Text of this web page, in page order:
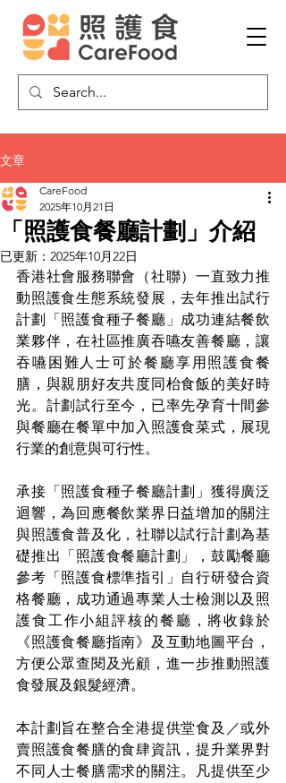
文章
「照護食餐廳計劃」介紹
CareFood
2025年10月21日
已更新： 2025年10月22日
香港社會服務聯會（社聯）一直致力推
動照護食生態系統發展，去年推出試行
計劃「照護食種子餐廳」成功連結餐飲
業夥伴，在社區推廣吞嚥友善餐廳，讓
吞嚥困難人士可於餐廳享用照護食餐
膳，與親朋好友共度同枱食飯的美好時
光。計劃試行至今，已率先孕育十間參
與餐廳在餐單中加入照護食菜式，展現
行業的創意與可行性。
承接「照護食種子餐廳計劃」獲得廣泛
迴響，為回應餐飲業界日益增加的關注
與照護食普及化，社聯以試行計劃為基
礎推出「照護食餐廳計劃」，鼓勵餐廳
參考「照護食標準指引」自行研發合資
格餐廳，成功通過專業人士檢測以及照
護食工作小組評核的餐廳，將收錄於
《照護食餐廳指南》及互動地圖平台，
方便公眾查閱及光顧，進一步推動照護
食發展及銀髮經濟。
本計劃旨在整合全港提供堂食及／或外
賣照護食餐膳的食肆資訊，提升業界對
不同人士餐膳需求的關注。凡提供至少